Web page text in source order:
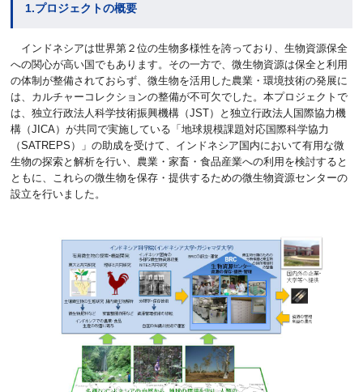
1.プロジェクトの概要
インドネシアは世界第２位の生物多様性を誇っており、生物資源保全
への関心が高い国でもあります。その一方で、微生物資源は保全と利用
の体制が整備されておらず、微生物を活用した農業・環境技術の発展に
は、カルチャーコレクションの整備が不可欠でした。本プロジェクトで
は、独立行政法人科学技術振興機構（JST）と独立行政法人国際協力機
構（JICA）が共同で実施している「地球規模課題対応国際科学協力
（SATREPS）」の助成を受けて、インドネシア国内において有用な微
生物の探索と解析を行い、農業・家畜・食品産業への利用を検討すると
ともに、これらの微生物を保存・提供するための微生物資源センターの
設立を行いました。